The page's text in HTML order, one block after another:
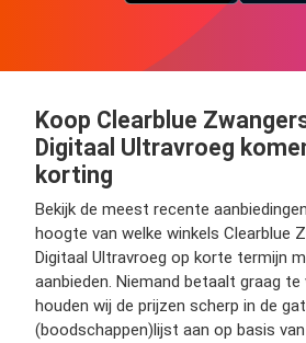
Koop Clearblue
Digitaal Ultravroeg
korting
Bekijk de meest recente
hoogte van welke winkels Clearblue
Digitaal Ultravroeg op korte termijn
aanbieden. Niemand betaalt graag te
houden wij de prijzen scherp in de
(boodschappen)lijst aan op basis